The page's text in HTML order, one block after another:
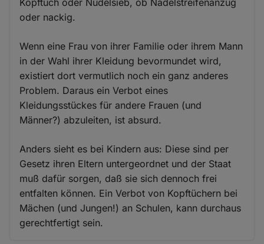
oder nackig.
Wenn eine Frau von ihrer Familie oder ihrem Mann
in der Wahl ihrer Kleidung bevormundet wird,
existiert dort vermutlich noch ein ganz anderes
Problem. Daraus ein Verbot eines
Kleidungsstückes für andere Frauen (und
Männer?) abzuleiten, ist absurd.
Anders sieht es bei Kindern aus: Diese sind per
Gesetz ihren Eltern untergeordnet und der Staat
muß dafür sorgen, daß sie sich dennoch frei
entfalten können. Ein Verbot von Kopftüchern bei
Mächen (und Jungen!) an Schulen, kann durchaus
gerechtfertigt sein.